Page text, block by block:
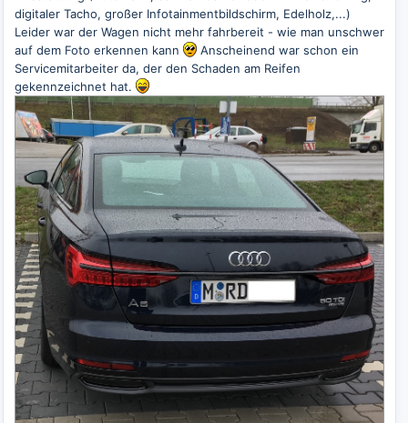
digitaler Tacho, großer Infotainmentbildschirm, Edelholz,...)
Leider war der Wagen nicht mehr fahrbereit - wie man unschwer
auf dem Foto erkennen kann
Anscheinend war schon ein
Servicemitarbeiter da, der den Schaden am Reifen
gekennzeichnet hat.